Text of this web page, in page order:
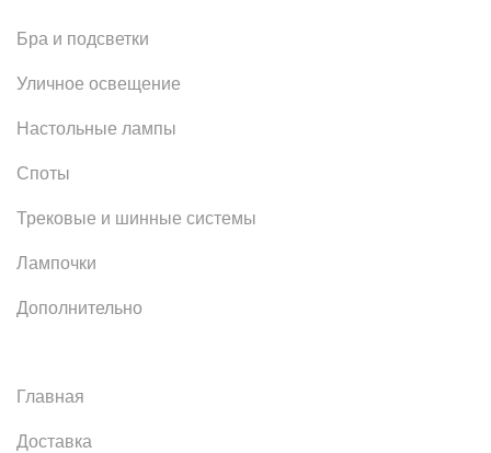
Бра и подсветки
Уличное освещение
Настольные лампы
Споты
Трековые и шинные системы
Лампочки
Дополнительно
Главная
Доставка